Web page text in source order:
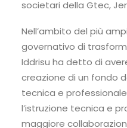
societari della Gtec,
Nell’ambito del più
governativo di
Iddrisu ha detto di
creazione di un fondo
tecnica e
l’istruzione tecnica e
maggiore